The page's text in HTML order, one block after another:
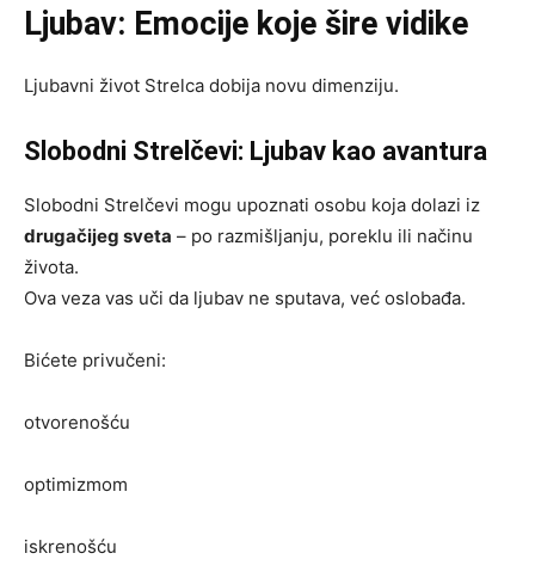
Ljubav: Emocije koje šire vidike
Ljubavni život Strelca dobija novu dimenziju.
Slobodni Strelčevi: Ljubav kao avantura
Slobodni Strelčevi mogu upoznati osobu koja dolazi iz
drugačijeg sveta – po razmišljanju, poreklu ili načinu
života.
Ova veza vas uči da ljubav ne sputava, već oslobađa.
Bićete privučeni:
otvorenošću
optimizmom
iskrenošću